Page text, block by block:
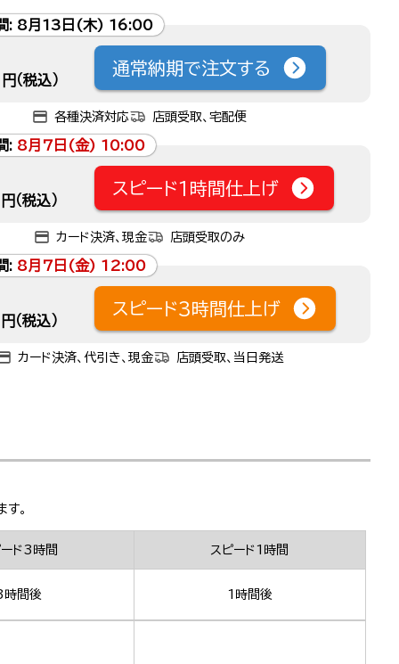
: 8月13日(木) 16:00
円（税込）
通常納期で注文する
各種決済対応 店頭受取、宅配便
: 8月7日(金) 10:00
円（税込）
スピード1時間仕上げ
カード決済、現金 店頭受取のみ
: 8月7日(金) 12:00
円（税込）
スピード3時間仕上げ
カード決済、代引き、現金 店頭受取、当日発送
。
ド3時間 スピード1時間
間後 1時間後